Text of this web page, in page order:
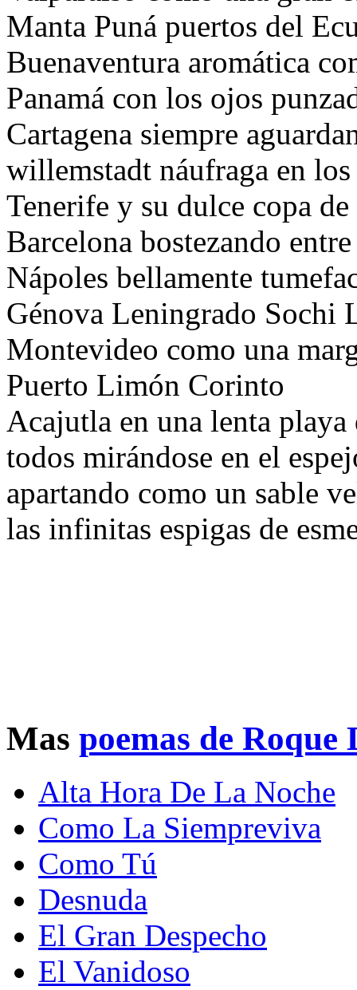
Manta Puná puertos del
Buenaventura aromática
Panamá con los ojos
Cartagena siempre
willemstadt náufraga en
Tenerife y su dulce copa
Barcelona bostezando
Nápoles bellamente
Génova Leningrado Sochi
Montevideo como una
Puerto Limón Corinto
Acajutla en una lenta
todos mirándose en el
apartando como un sable
las infinitas espigas de
Mas poemas de Roque
Alta Hora De La Noche
Como La Siempreviva
Como Tú
Desnuda
El Gran Despecho
El Vanidoso